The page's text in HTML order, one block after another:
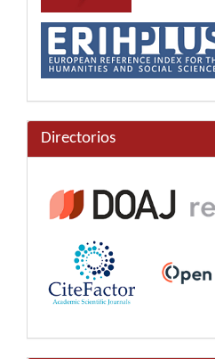
Directorios